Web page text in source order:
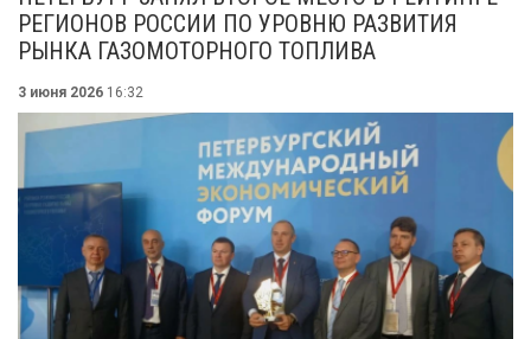
РЕГИОНОВ РОССИИ ПО УРОВНЮ РАЗВИТИЯ
РЫНКА ГАЗОМОТОРНОГО ТОПЛИВА
3 июня 2026 16:32